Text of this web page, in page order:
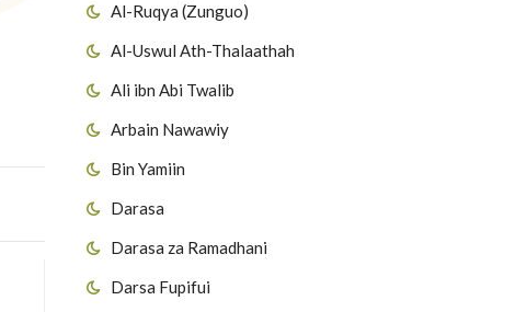
Al-Ruqya (Zunguo)
Al-Uswul Ath-Thalaathah
Ali ibn Abi Twalib
Arbain Nawawiy
Bin Yamiin
Darasa
Darasa za Ramadhani
Darsa Fupifui